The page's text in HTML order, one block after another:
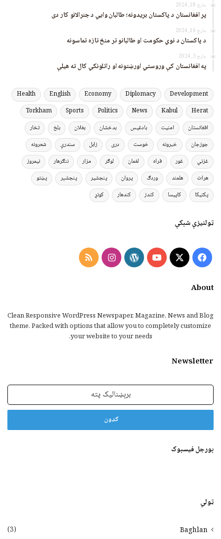
مارچ 18, 2024
پر افغانستان د پاکستان بریدونه؛ طالبان وايي د جنرالانو کار دی
مارچ 16, 2024
د پاکستان د نوي حکومت او طالبانو تر منځ تازه تماسونه
مارچ 3, 2024
په افغانستان کې وروستي اورښتونه او راتلونکي کال ته هیلې
Development
Diplomacy
Economy
English
Health
Herat
Kabul
News
Politics
Sports
Torkham
افغانستان
امنیت بادغیس بدخشان بغلان بلخ
تخار
جوزجان
خبرونه خوست دری زابل سندرې
شعرونه
غزني
غور فراه لغمان لوګر مزار ننګرهار
نیمروز
هرات
هلمند وردګ پروان پنجشیر پنجشېر
پښتو
پکتیکا
کاپیسا کندز کندهار کونړ
ټولنیزې شبکې
Facebook
X
YouTube
WordPress
Instagram
RSS
About
Clean Responsive WordPress Newspaper, Magazine, News and Blog
theme. Packed with options that allow you to completely customize
your website to your needs.
Newsletter
برېښنالیک
بورجل فیسبوک
ټولي
Baghlan
(3)